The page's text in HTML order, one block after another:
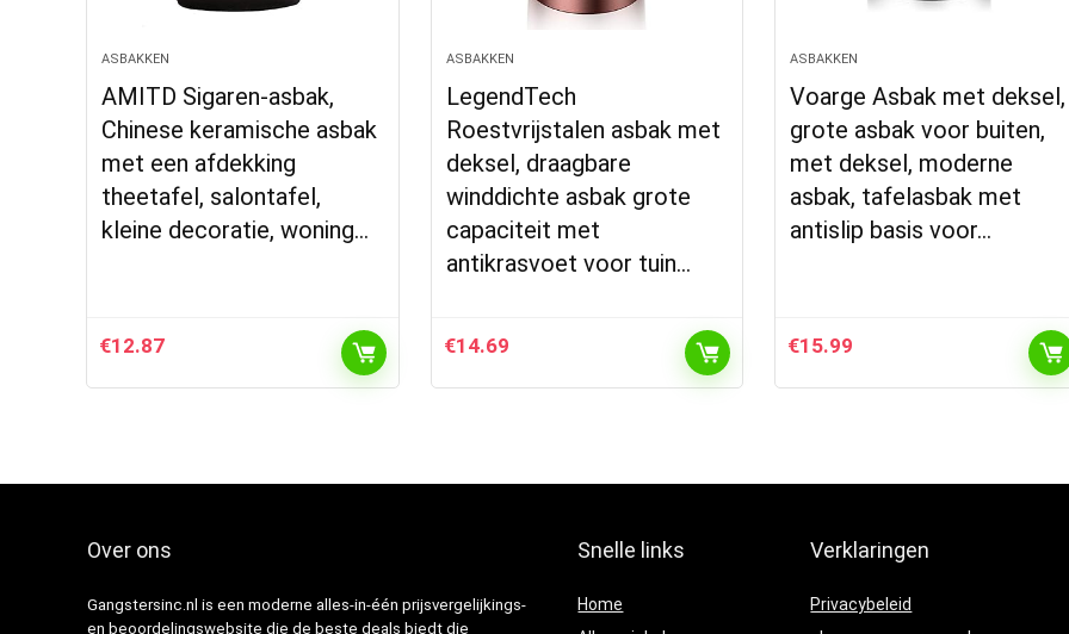
ASBAKKEN
AMITD Sigaren-asbak,
Chinese keramische asbak
met een afdekking
theetafel, salontafel,
kleine decoratie, woning…
€12.87
ASBAKKEN
LegendTech
Roestvrijstalen asbak met
deksel, draagbare
winddichte asbak grote
capaciteit met
antikrasvoet voor tuin…
€14.69
ASBAKKEN
Voarge Asbak met deksel,
grote asbak voor buiten,
met deksel, moderne
asbak, tafelasbak met
antislip basis voor…
€15.99
Over ons
Gangstersinc.nl is een moderne alles-in-één prijsvergelijkings-
en beoordelingswebsite die de beste deals biedt die
Snelle links
Home
Verklaringen
Privacybeleid